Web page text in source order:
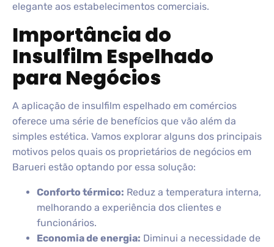
elegante aos estabelecimentos comerciais.
Importância do
Insulfilm Espelhado
para Negócios
A aplicação de insulfilm espelhado em comércios
oferece uma série de benefícios que vão além da
simples estética. Vamos explorar alguns dos principais
motivos pelos quais os proprietários de negócios em
Barueri estão optando por essa solução:
Conforto térmico: Reduz a temperatura interna,
melhorando a experiência dos clientes e
funcionários.
Economia de energia: Diminui a necessidade de